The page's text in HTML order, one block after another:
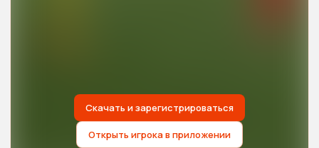
Скачать и зарегистрироваться
Открыть игрока в приложении